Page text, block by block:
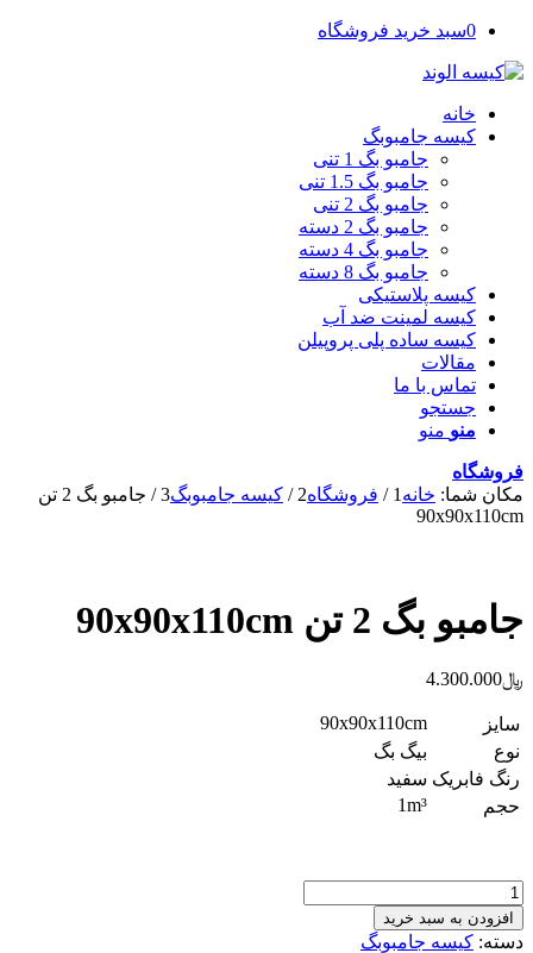
0سبد خرید فروشگاه
خانه
کیسه جامبوبگ
جامبو بگ 1 تنی
جامبو بگ 1.5 تنی
جامبو بگ 2 تنی
جامبو بگ 2 دسته
جامبو بگ 4 دسته
جامبو بگ 8 دسته
کیسه پلاستیکی
کیسه لمینت ضد آب
کیسه ساده پلی پروپیلن
مقالات
تماس با ما
جستجو
منو منو
فروشگاه
مکان شما: خانه 1
/ فروشگاه2
/ کیسه جامبوبگ3
/
جامبو بگ 2 تن
90x90x110cm
جامبو بگ 2 تن 90x90x110cm
﷼4.300.000
سایز
90x90x110cm
نوع
بیگ بگ
رنگ فابریک سفید
حجم
1m³
جامبو
بگ
2
افزودن به سبد خرید
دسته: کیسه جامبوبگ